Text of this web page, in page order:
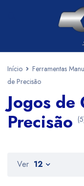
Início Ferramentas
de Precisão
Jogos de
Precisão
Ver 12